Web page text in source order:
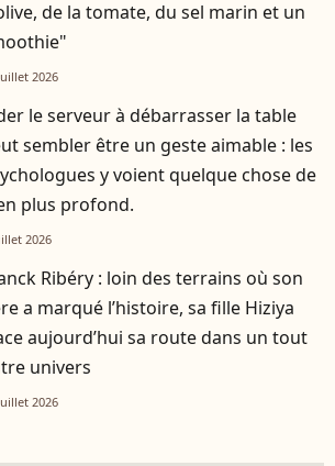
de la tomate, du sel marin et un
2026
le serveur à débarrasser la table
sembler être un geste aimable : les
y voient quelque chose de
plus profond.
2026
Ribéry : loin des terrains où son
a marqué l’histoire, sa fille Hiziya
aujourd’hui sa route dans un tout
univers
2026